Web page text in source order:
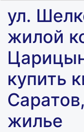
ул.
жилой
купить
жилье